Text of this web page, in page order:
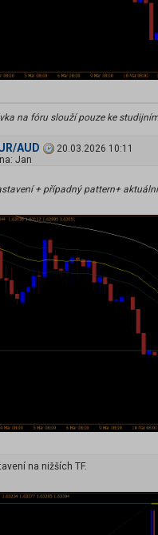
na fóru slouží pouze ke
AUD
20.03.2026 10:11
Jan
+ případný pattern+
na nižších TF.